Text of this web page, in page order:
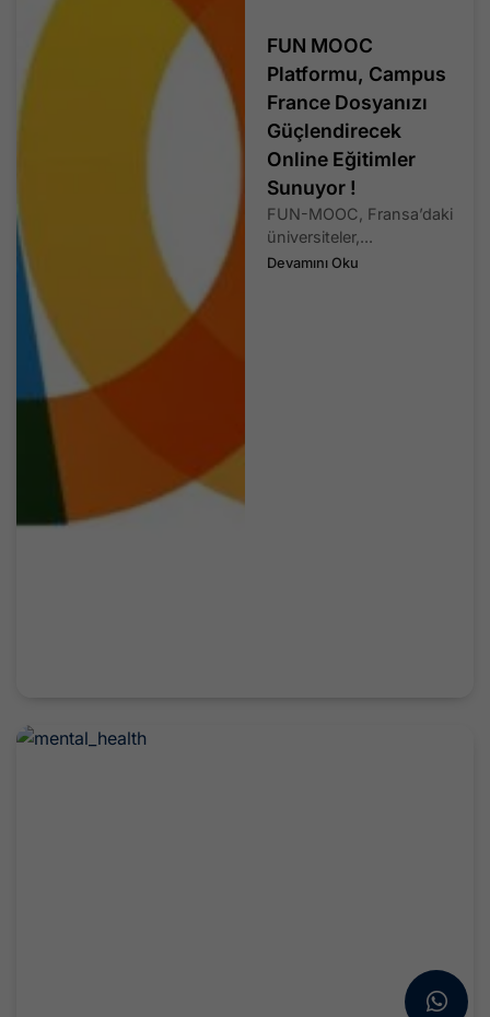
FUN MOOC
Platformu, Campus
France Dosyanızı
Güçlendirecek
Online Eğitimler
Sunuyor !
FUN-MOOC, Fransa’daki
üniversiteler,...
Devamını Oku